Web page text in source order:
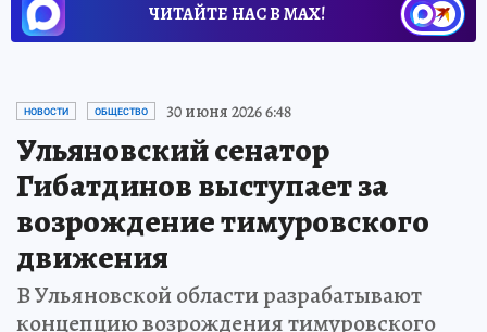
ЧИТАЙТЕ НАС В МАХ!
НОВОСТИ ОБЩЕСТВО 30 июня 2026 6:48
Ульяновский сенатор
Гибатдинов выступает за
возрождение тимуровского
движения
В Ульяновской области разрабатывают
концепцию возрождения тимуровского